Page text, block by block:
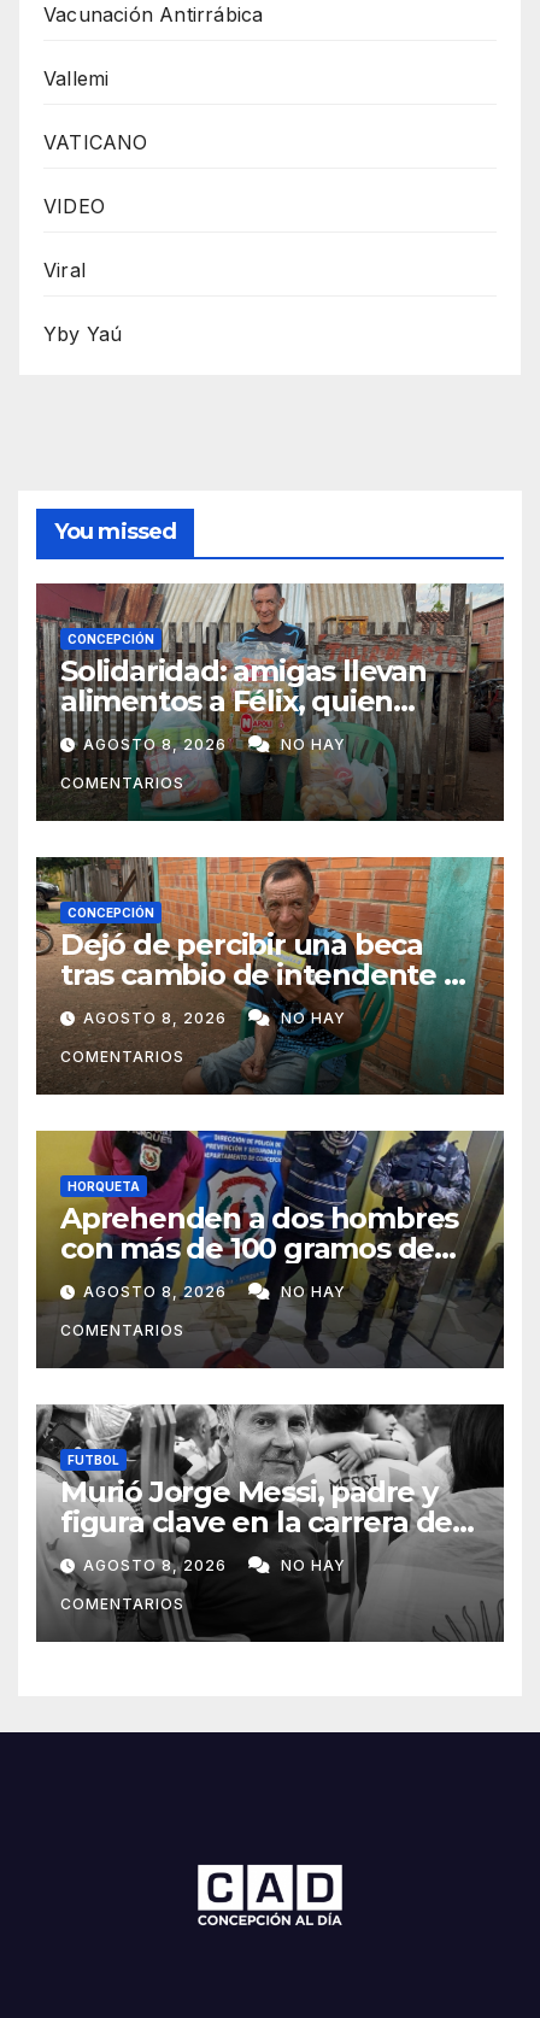
Vacunación Antirrábica
Vallemi
VATICANO
VIDEO
Viral
Yby Yaú
You missed
CONCEPCIÓN
Solidaridad: amigas llevan
alimentos a Félix, quien
ahora vende caramelos para
subsistir
AGOSTO 8, 2026 NO HAY
COMENTARIOS
CONCEPCIÓN
Dejó de percibir una beca
tras cambio de intendente y
ahora vende caramelos para
subsistir
AGOSTO 8, 2026 NO HAY
COMENTARIOS
HORQUETA
Aprehenden a dos hombres
con más de 100 gramos de
supuesta marihuana en
Horqueta
AGOSTO 8, 2026 NO HAY
COMENTARIOS
FUTBOL
Murió Jorge Messi, padre y
figura clave en la carrera de
Lionel Messi
AGOSTO 8, 2026 NO HAY
COMENTARIOS